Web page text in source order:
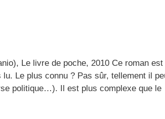
Le livre de poche, 2010 Ce roman est
Le plus connu ? Pas sûr, tellement il
politique…). Il est plus complexe que le